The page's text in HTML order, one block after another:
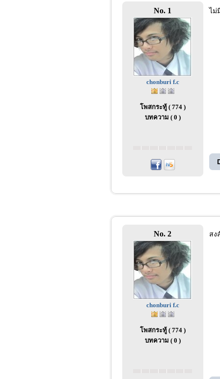
No. 1
chonburi f.c
โพสกระทู้ ( 774 )
บทความ ( 0 )
ไม่
No. 2
chonburi f.c
โพสกระทู้ ( 774 )
บทความ ( 0 )
สง